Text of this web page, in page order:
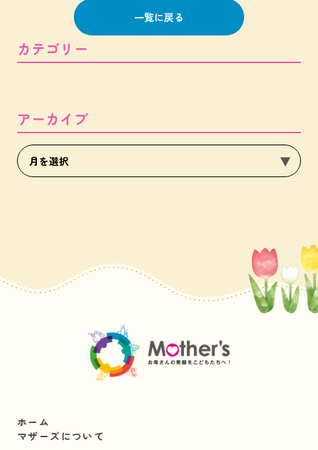
一覧に戻る
カテゴリー
アーカイブ
ホーム
マザーズについて